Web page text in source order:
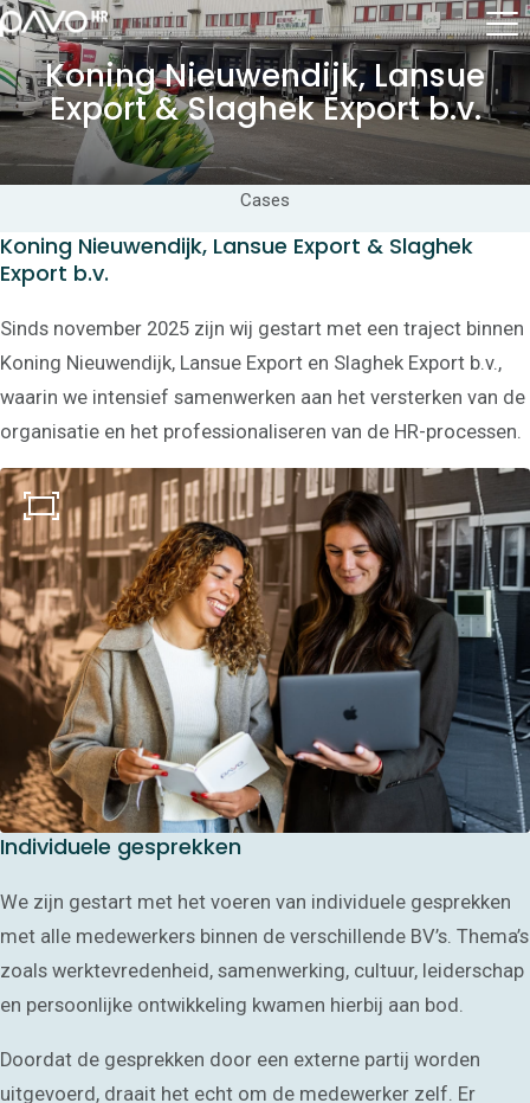
Koning Nieuwendijk, Lansue
Export & Slaghek Export b.v.
Cases
Koning Nieuwendijk, Lansue Export & Slaghek
Export b.v.
Sinds november 2025 zijn wij gestart met een traject binnen
Koning Nieuwendijk, Lansue Export en Slaghek Export b.v.,
waarin we intensief samenwerken aan het versterken van de
organisatie en het professionaliseren van de HR-processen.
Individuele gesprekken
We zijn gestart met het voeren van individuele gesprekken
met alle medewerkers binnen de verschillende BV’s. Thema’s
zoals werktevredenheid, samenwerking, cultuur, leiderschap
en persoonlijke ontwikkeling kwamen hierbij aan bod.
Doordat de gesprekken door een externe partij worden
uitgevoerd, draait het echt om de medewerker zelf. Er